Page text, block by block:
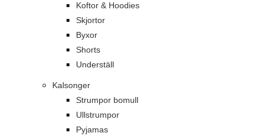
Koftor & Hoodies
Skjortor
Byxor
Shorts
Underställ
Kalsonger
Strumpor bomull
Ullstrumpor
Pyjamas